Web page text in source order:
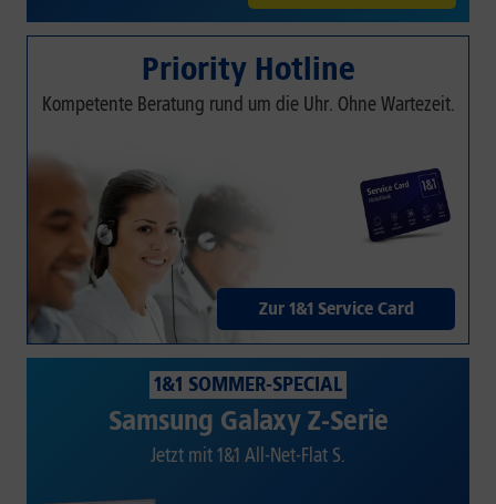
Priority Hotline
Kompetente Beratung rund um die Uhr. Ohne Wartezeit.
Zur 1&1 Service Card
1&1 SOMMER-SPECIAL
Samsung Galaxy Z-Serie
Jetzt mit 1&1 All-Net-Flat S.